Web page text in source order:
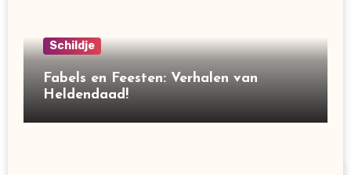
Schildje
Fabels en Feesten: Verhalen van
Heldendaad!